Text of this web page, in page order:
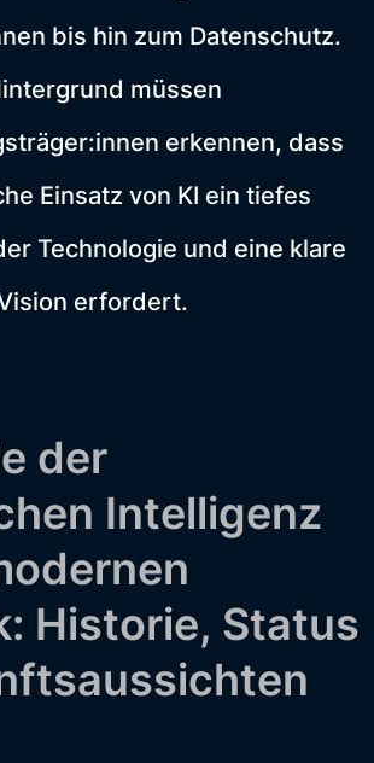
bis hin zum Datenschutz.
müssen
erkennen, dass
Einsatz von KI ein tiefes
Technologie und eine klare
erfordert.
der
Intelligenz
Historie, Status